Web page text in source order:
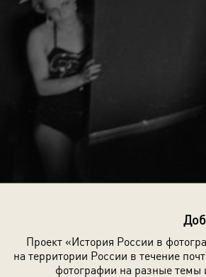
Проект «История России в
на территории России в течение
фотографии на разные темы